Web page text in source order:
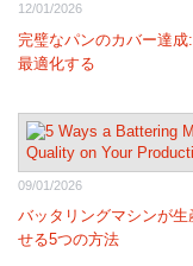
12/01/2026
完璧なパンのカバー達
最適化する
09/01/2026
バッタリングマシンが
せる5つの方法